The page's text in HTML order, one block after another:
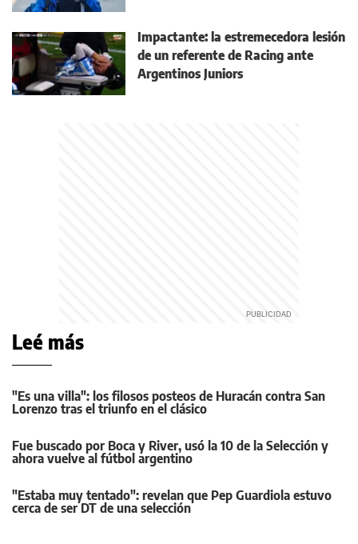
Impactante: la estremecedora lesión
de un referente de Racing ante
Argentinos Juniors
Leé más
"Es una villa": los filosos posteos de Huracán contra San
Lorenzo tras el triunfo en el clásico
Fue buscado por Boca y River, usó la 10 de la Selección y
ahora vuelve al fútbol argentino
"Estaba muy tentado": revelan que Pep Guardiola estuvo
cerca de ser DT de una selección